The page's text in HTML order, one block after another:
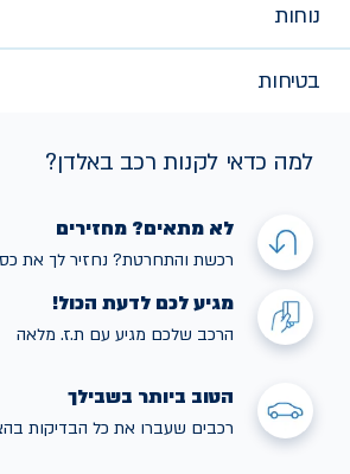
נוחות
בטיחות
למה כדאי לקנות רכב באלדן?
לא מתאים? מחזירים
רכשת והתחרטת? נחזיר לך את
מגיע לכם לדעת הכול!
הרכב שלכם מגיע עם ת.ז. מלאה
הטוב ביותר בשבילך
רכבים שעברו את כל הבדיקות